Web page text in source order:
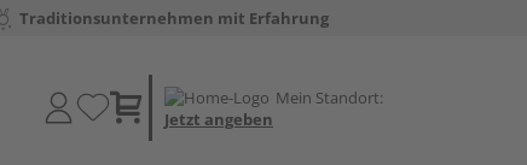
Traditionsunternehmen mit Erfahrung
Mein Standort:
Jetzt angeben